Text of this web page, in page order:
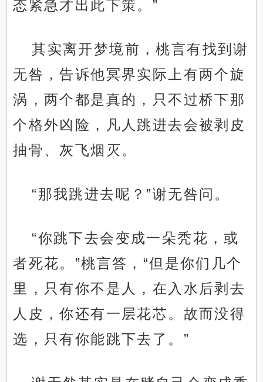
态紧急才出此下策。”
其实离开梦境前，桃言有找到谢
无咎，告诉他冥界实际上有两个旋
涡，两个都是真的，只不过桥下那
个格外凶险，凡人跳进去会被剥皮
抽骨、灰飞烟灭。
“那我跳进去呢？”谢无咎问。
“你跳下去会变成一朵秃花，或
者死花。”桃言答，“但是你们几个
里，只有你不是人，在入水后剥去
人皮，你还有一层花芯。故而没得
选，只有你能跳下去了。”